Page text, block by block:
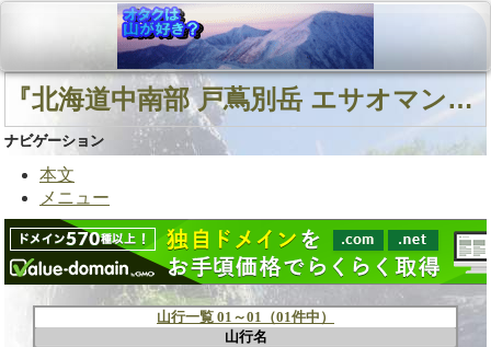
『北海道中南部 戸蔦別岳 エサオマン入ノ沢本流』に関連する山行
ナビゲーション
本文
メニュー
山行一覧 01～01（01件中）
山行名